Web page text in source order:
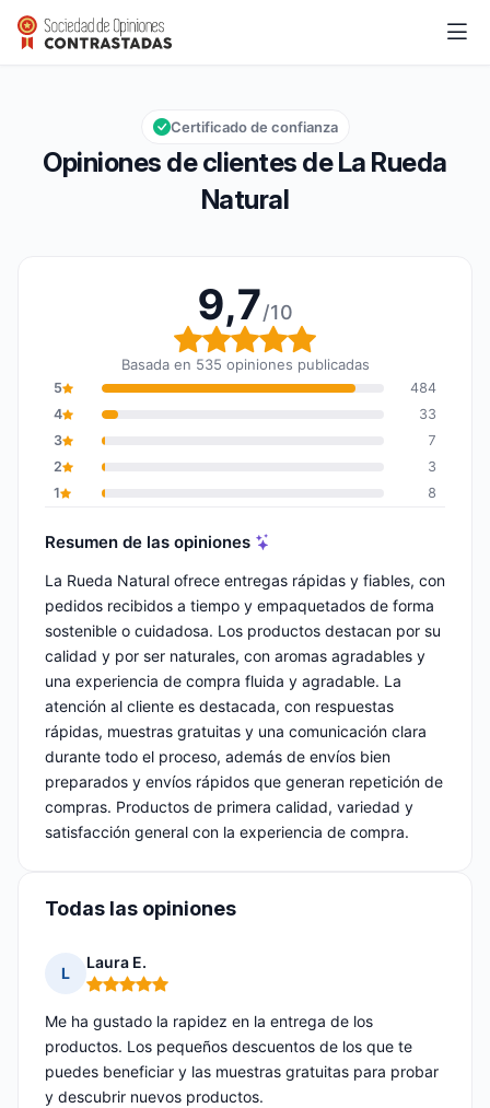
La Rueda Natural
Calificación global: 9,7 de 10
9,7/10
Opiniones de clientes de La Rueda
Natural
Certificado de confianza
9,7/10
Calificación global: 9,7
Basada en 535 opiniones publicadas
5
484
4
33
3
7
2
3
1
8
Resumen de las opiniones
La Rueda Natural ofrece entregas rápidas y fiables, con
pedidos recibidos a tiempo y empaquetados de forma
sostenible o cuidadosa. Los productos destacan por su
calidad y por ser naturales, con aromas agradables y
una experiencia de compra fluida y agradable. La
atención al cliente es destacada, con respuestas
rápidas, muestras gratuitas y una comunicación clara
durante todo el proceso, además de envíos bien
preparados y envíos rápidos que generan repetición de
compras. Productos de primera calidad, variedad y
satisfacción general con la experiencia de compra.
Todas las opiniones
L
Laura E.
Nota: 5 de 5
Me ha gustado la rapidez en la entrega de los
productos. Los pequeños descuentos de los que te
puedes beneficiar y las muestras gratuitas para probar
y descubrir nuevos productos.